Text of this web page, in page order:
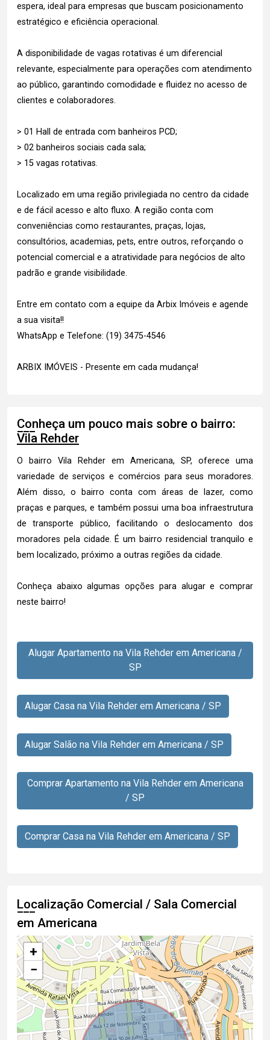
espera, ideal para empresas que buscam posicionamento
estratégico e eficiência operacional.
A disponibilidade de vagas rotativas é um diferencial
relevante, especialmente para operações com atendimento
ao público, garantindo comodidade e fluidez no acesso de
clientes e colaboradores.
> 01 Hall de entrada com banheiros PCD;
> 02 banheiros sociais cada sala;
> 15 vagas rotativas.
Localizado em uma região privilegiada no centro da cidade
e de fácil acesso e alto fluxo. A região conta com
conveniências como restaurantes, praças, lojas,
consultórios, academias, pets, entre outros, reforçando o
potencial comercial e a atratividade para negócios de alto
padrão e grande visibilidade.
Entre em contato com a equipe da Arbix Imóveis e agende
a sua visita!!
WhatsApp e Telefone: (19) 3475-4546
ARBIX IMÓVEIS - Presente em cada mudança!
Conheça um pouco mais sobre o bairro:
Vila Rehder
O bairro Vila Rehder em Americana, SP, oferece uma
variedade de serviços e comércios para seus moradores.
Além disso, o bairro conta com áreas de lazer, como
praças e parques, e também possui uma boa infraestrutura
de transporte público, facilitando o deslocamento dos
moradores pela cidade. É um bairro residencial tranquilo e
bem localizado, próximo a outras regiões da cidade.
Conheça abaixo algumas opções para alugar e comprar
neste bairro!
Alugar Apartamento na Vila Rehder em Americana /
SP
Alugar Casa na Vila Rehder em Americana / SP
Alugar Salão na Vila Rehder em Americana / SP
Comprar Apartamento na Vila Rehder em Americana
/ SP
Comprar Casa na Vila Rehder em Americana / SP
Localização Comercial / Sala Comercial
em Americana
+
−